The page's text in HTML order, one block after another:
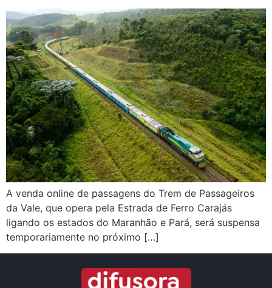
A venda online de passagens do Trem de Passageiros
da Vale, que opera pela Estrada de Ferro Carajás
ligando os estados do Maranhão e Pará, será suspensa
temporariamente no próximo […]